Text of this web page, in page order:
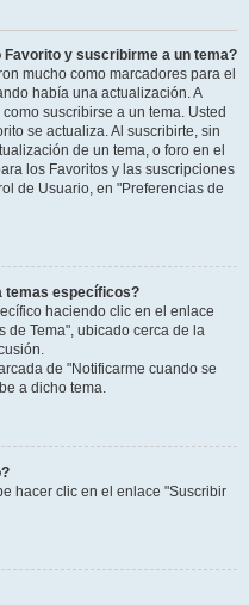
y suscribirme a un tema?
mucho como marcadores para el
había una actualización. A
suscribirse a un tema. Usted
se actualiza. Al suscribirte, sin
de un tema, o foro en el
los Favoritos y las suscripciones
de Usuario, en "Preferencias de
temas específicos?
haciendo clic en el enlace
de Tema", ubicado cerca de la
de "Notificarme cuando se
a dicho tema.
hacer clic en el enlace "Suscribir